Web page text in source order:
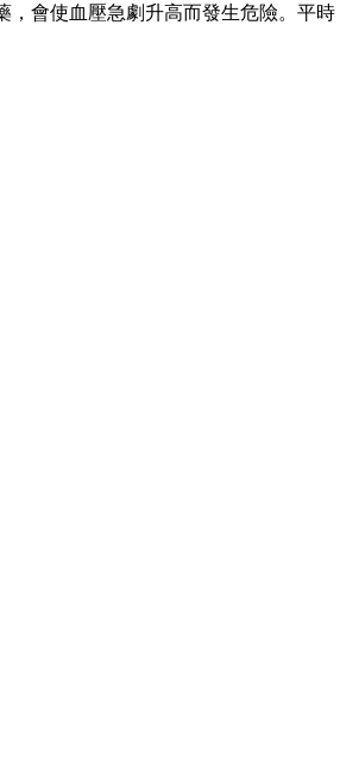
會使血壓急劇升高而發生危險。平時